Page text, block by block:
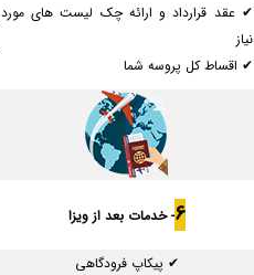
✔ عقد قرارداد و ارائه چک لیست های مورد
نیاز
✔ اقساط کل پروسه شما
6- خدمات بعد از ویزا
✔ پیکاپ فرودگاهی